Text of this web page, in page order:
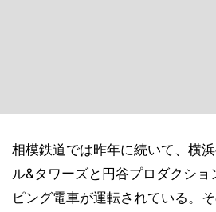
相模鉄道では昨年に続いて、横
ル&タワーズと円谷プロダクショ
ピング電車が運転されている。